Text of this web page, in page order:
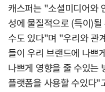
캐스퍼는 "소셜미디어와
성에 물질적으로 (득이)
수도 있다"며 "우리와 관
들이 우리 브랜드에 나쁘
나쁘게 영향을 줄 수있는
플랫폼을 사용할 수있다"